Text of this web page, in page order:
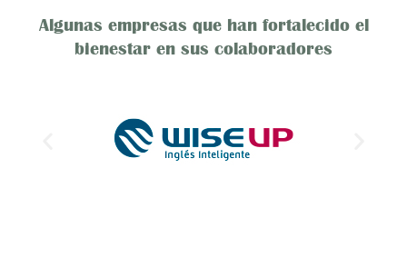
Algunas empresas que han fortalecido el
bienestar en sus colaboradores